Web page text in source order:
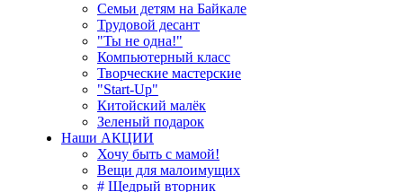
Семьи детям на Байкале
Трудовой десант
"Ты не одна!"
Компьютерный класс
Творческие мастерские
"Start-Up"
Китойский малёк
Зеленый подарок
Наши АКЦИИ
Хочу быть с мамой!
Вещи для малоимущих
# Щедрый вторник